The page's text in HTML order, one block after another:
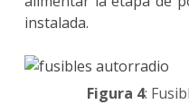
instalada.
Figura 4: